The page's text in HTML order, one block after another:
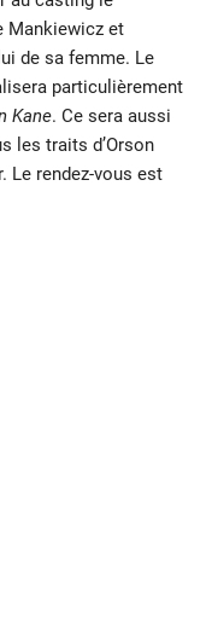
Mankiewicz et
de sa femme. Le
particulièrement
Kane. Ce sera aussi
les traits d’Orson
Le rendez-vous est